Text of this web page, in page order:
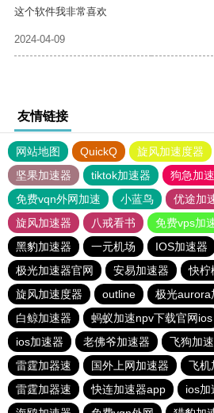
这个软件我非常喜欢
2024-04-09
友情链接
网站地图 QuickQ 旋风加速度器
坚果加速器
tiktok加速器
狗急加
免费vqn外网加速
小蓝鸟 优途加
旋风加速器
八戒看书
免费vps加
黑豹加速器
一元机场 IOS加速器
极光加速器官网
安易加速器
快柠
旋风加速度器
outline 极光aurora
白鲸加速器
蚂蚁加速npv下载官网ios
ios加速器
老佛爷加速器 飞狗加
雷霆加器速
国外上网加速器 飞机
雷霆加器速
快连加速器app ios加